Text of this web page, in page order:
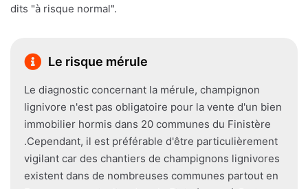
dits "à risque normal".
Le risque mérule
Le diagnostic concernant la mérule, champignon
lignivore n'est pas obligatoire pour la vente d'un bien
immobilier hormis dans 20 communes du Finistère
.Cependant, il est préférable d'être particulièrement
vigilant car des chantiers de champignons lignivores
existent dans de nombreuses communes partout en